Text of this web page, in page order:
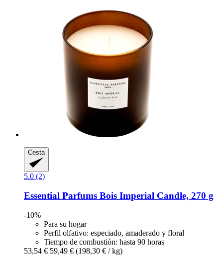
Cesta
5.0 (2)
Essential Parfums Bois Imperial Candle, 270 g
-10%
Para su hogar
Perfil olfativo: especiado, amaderado y floral
Tiempo de combustión: hasta 90 horas
53,54 € 59,49 € (198,30 € / kg)